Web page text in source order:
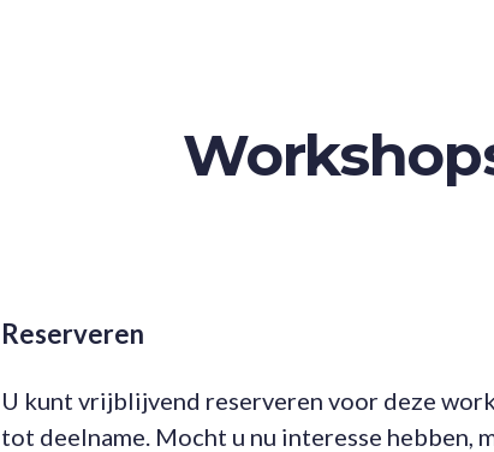
Reserveren
U kunt vrijblijvend reserveren voor deze
tot deelname. Mocht u nu interesse hebben,